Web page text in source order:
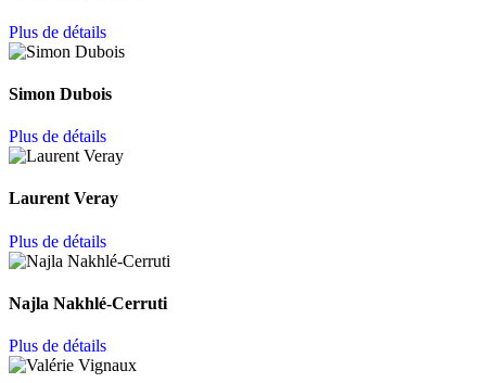
Plus de détails
Simon Dubois
Plus de détails
Laurent Veray
Plus de détails
Najla Nakhlé-Cerruti
Plus de détails